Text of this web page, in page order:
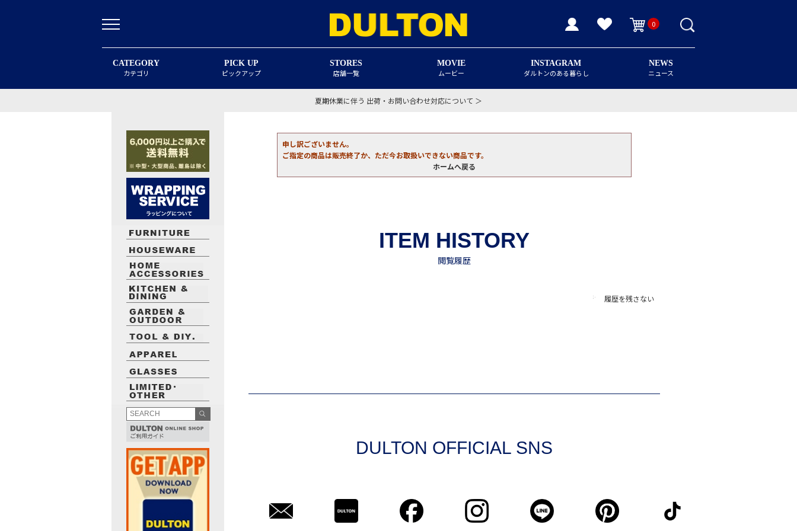
0
CATEGORY
カテゴリ
PICK UP
ピックアップ
STORES
店舗一覧
MOVIE
ムービー
INSTAGRAM
ダルトンのある暮らし
NEWS
ニュース
夏期休業に伴う 出荷・お問い合わせ対応について ＞
申し訳ございません。
ご指定の商品は販売終了か、ただ今お取扱いできない商品です。
ホームへ戻る
履歴を残さない
DULTON OFFICIAL SNS